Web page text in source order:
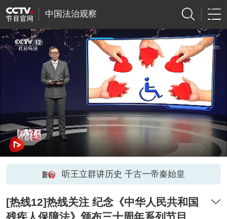
中国法治观察
听王立群讲历史 千古一帝秦始皇
[热线12]热线关注 纪念《中华人民共和国